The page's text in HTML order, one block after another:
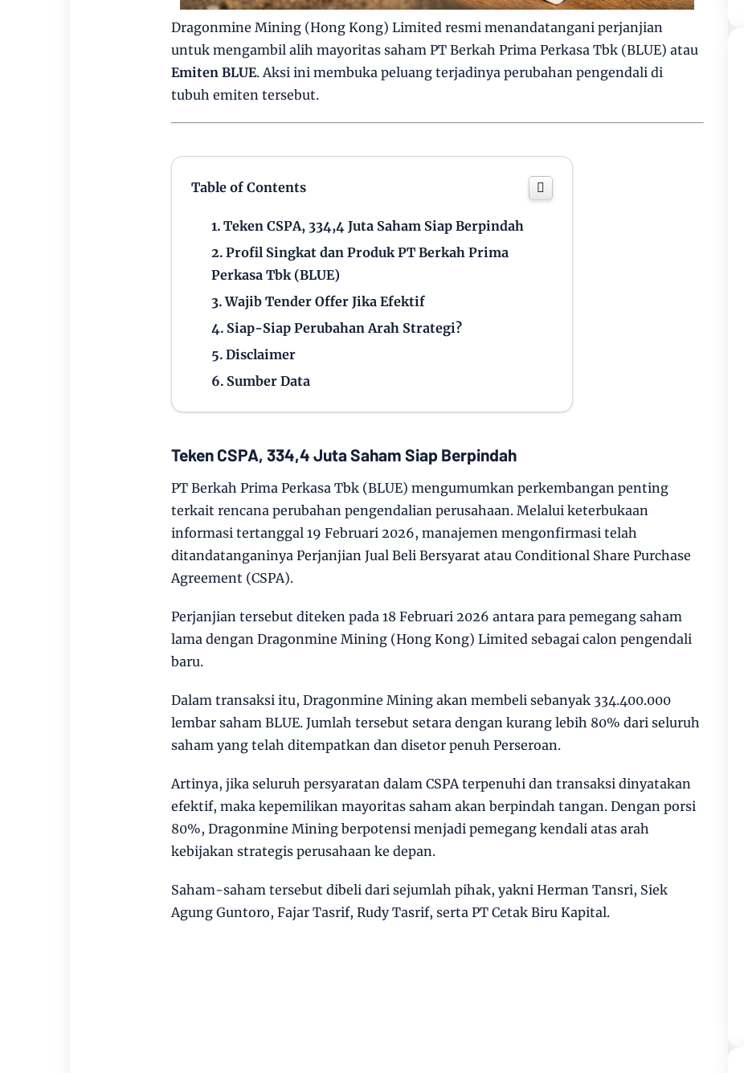
Dragonmine Mining (Hong Kong) Limited resmi menandatangani perjanjian
untuk mengambil alih mayoritas saham PT Berkah Prima Perkasa Tbk (BLUE) atau
Emiten BLUE. Aksi ini membuka peluang terjadinya perubahan pengendali di
tubuh emiten tersebut.
Table of Contents
Teken CSPA, 334,4 Juta Saham Siap Berpindah
Profil Singkat dan Produk PT Berkah Prima
Perkasa Tbk (BLUE)
Wajib Tender Offer Jika Efektif
Siap-Siap Perubahan Arah Strategi?
Disclaimer
Sumber Data
Teken CSPA, 334,4 Juta Saham Siap Berpindah
PT Berkah Prima Perkasa Tbk (BLUE) mengumumkan perkembangan penting
terkait rencana perubahan pengendalian perusahaan. Melalui keterbukaan
informasi tertanggal 19 Februari 2026, manajemen mengonfirmasi telah
ditandatanganinya Perjanjian Jual Beli Bersyarat atau Conditional Share Purchase
Agreement (CSPA).
Perjanjian tersebut diteken pada 18 Februari 2026 antara para pemegang saham
lama dengan Dragonmine Mining (Hong Kong) Limited sebagai calon pengendali
baru.
Dalam transaksi itu, Dragonmine Mining akan membeli sebanyak 334.400.000
lembar saham BLUE. Jumlah tersebut setara dengan kurang lebih 80% dari seluruh
saham yang telah ditempatkan dan disetor penuh Perseroan.
Artinya, jika seluruh persyaratan dalam CSPA terpenuhi dan transaksi dinyatakan
efektif, maka kepemilikan mayoritas saham akan berpindah tangan. Dengan porsi
80%, Dragonmine Mining berpotensi menjadi pemegang kendali atas arah
kebijakan strategis perusahaan ke depan.
Saham-saham tersebut dibeli dari sejumlah pihak, yakni Herman Tansri, Siek
Agung Guntoro, Fajar Tasrif, Rudy Tasrif, serta PT Cetak Biru Kapital.